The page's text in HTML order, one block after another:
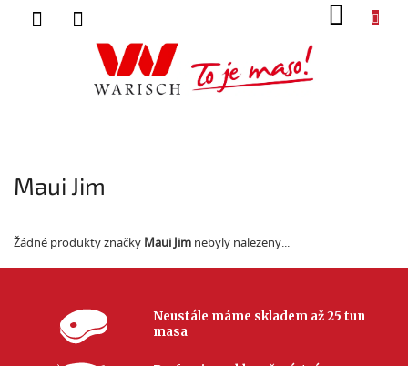
Maui Jim
Žádné produkty značky Maui Jim nebyly nalezeny...
Neustále máme skladem až 25 tun
masa